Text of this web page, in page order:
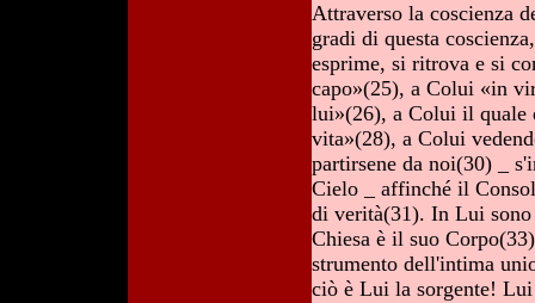
Attraverso la coscienza
gradi di questa
esprime, si ritrova e si
capo»(25), a Colui «in
lui»(26), a Colui il quale
vita»(28), a Colui
partirsene da noi(30) _
Cielo _ affinché il
di verità(31). In Lui sono
Chiesa è il suo
strumento dell'intima
ciò è Lui la sorgente!